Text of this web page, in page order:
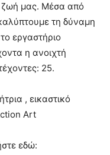
ζωή μας. Μέσα από
τη δύναμη
εργαστήριο
η ανοιχτή
25.
, εικαστικό
Art
εδώ: